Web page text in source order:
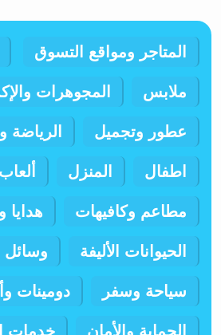
المتاجر ومواقع التسوق
ملابس المجوهرات
عطور وتجميل الرياضة
اطفال المنزل ألعاب
مطاعم وكافيهات هدايا
الحيوانات الأليفة وسائل
سياحة وسفر دومينات
الحماية والأمان خدمات